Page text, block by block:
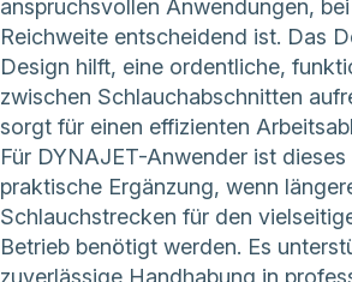
anspruchsvollen Anwendungen,
Reichweite entscheidend ist. Das
Design hilft, eine ordentliche,
zwischen Schlauchabschnitten
sorgt für einen effizienten
Für DYNAJET-Anwender ist
praktische Ergänzung, wenn
Schlauchstrecken für den
Betrieb benötigt werden. Es
zuverlässige Handhabung in